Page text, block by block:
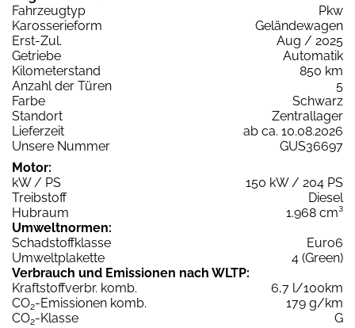
Fahrzeugtyp
Pkw
Karosserieform
Geländewagen
Erst-Zul.
Aug / 2025
Getriebe
Automatik
Kilometerstand
850 km
Anzahl der Türen
5
Farbe
Schwarz
Standort
Zentrallager
Lieferzeit
ab ca. 10.08.2026
Unsere Nummer
GUS36697
Motor:
kW / PS
150 kW / 204 PS
Treibstoff
Diesel
Hubraum
1.968 cm³
Umweltnormen:
Schadstoffklasse
Euro6
Umweltplakette
4 (Green)
Verbrauch und Emissionen nach WLTP:
Kraftstoffverbr. komb.
6,7 l/100km
CO2-Emissionen komb.
179 g/km
CO2-Klasse
G